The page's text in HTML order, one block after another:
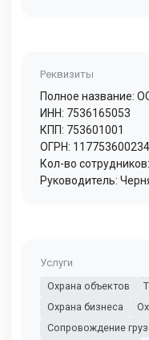
Реквизиты
Полное название:
ИНН: 7536165053
КПП: 753601001
ОГРН:
Кол-во
Руководитель:
Услуги
Охрана объектов
Охрана бизнеса
Сопровождение